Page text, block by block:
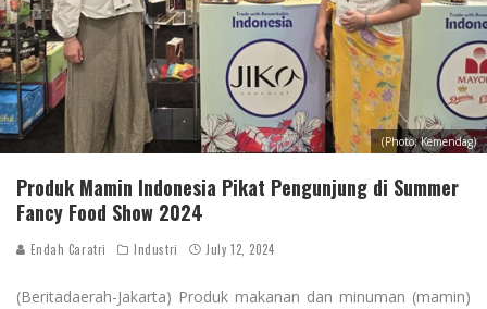
(Photo; Kemendag)
Produk Mamin Indonesia Pikat Pengunjung di Summer
Fancy Food Show 2024
Endah Caratri Industri July 12, 2024
(Beritadaerah-Jakarta) Produk makanan dan minuman (mamin)